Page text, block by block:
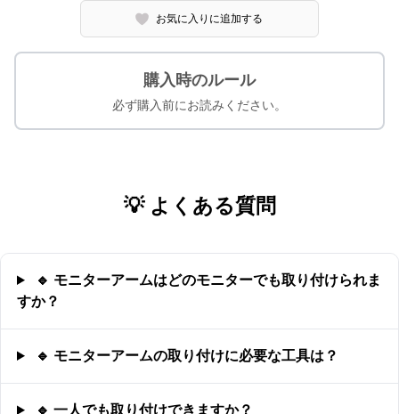
お気に入りに追加する
購入時のルール
必ず購入前にお読みください。
💡 よくある質問
🔹 モニターアームはどのモニターでも取り付けられま
すか？
🔹 モニターアームの取り付けに必要な工具は？
🔹 一人でも取り付けできますか？